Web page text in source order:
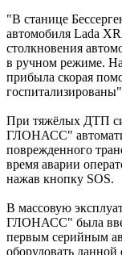
"В станице
автомобиля Lada
столкновения
в ручном режиме.
прибыла скорая
При тяжёлых ДТП
ГЛОНАСС"
поврежденного
время аварии
нажав кнопку SOS.
В массовую
ГЛОНАСС" была
первым серийным
оборудовать данной